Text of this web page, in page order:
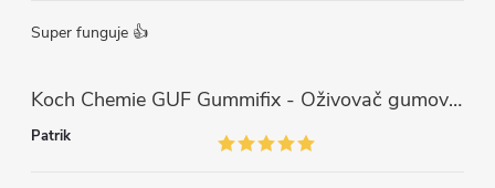
Super funguje 👍
Koch Chemie GUF Gummifix - Oživovač gumových koberců (1000ml)
Patrik